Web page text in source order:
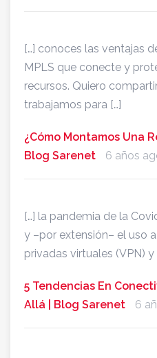
[…] conoces las ventajas
MPLS que conecte y
recursos. Quiero
trabajamos para […]
¿Cómo Montamos Una
Blog Sarenet
6 años
[…] la pandemia de la
y –por extensión– el uso
privadas virtuales (VPN)
5 Tendencias En
Allá | Blog Sarenet
6